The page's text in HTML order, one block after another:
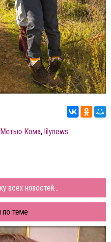
Метью Кома, lilynews
всех новостей...
по теме